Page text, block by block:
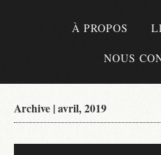
À PROPOS
NOUS
Archive | avril, 2019